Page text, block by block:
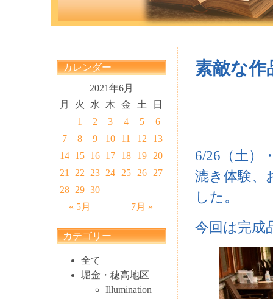
カレンダー
2021年6月
月
火 水 木 金 土 日
« 5月 7月 »
1 2 3 4 5
6
7
8 9 10 11 12
13
14 15 16 17 18 19
20
21
22 23 24 25 26
27
28 29 30
カテゴリー
全て
堀金・穂高地区
Illumination
素敵な作
6/26（土）
漉き体験、
した。
今回は完成